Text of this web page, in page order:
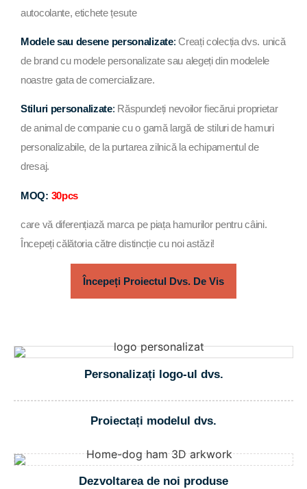
autocolante, etichete țesute
Modele sau desene personalizate:Creați colecția dvs. unică
de brand cu modele personalizate sau alegeți din modelele
noastre gata de comercializare.
Stiluri personalizate: Răspundeți nevoilor fiecărui proprietar
de animal de companie cu o gamă largă de stiluri de hamuri
personalizabile, de la purtarea zilnică la echipamentul de
dresaj.
MOQ: 30pcs
care vă diferențiază marca pe piața hamurilor pentru câini.
Începeți călătoria către distincție cu noi astăzi!
Începeți Proiectul Dvs. De Vis
Personalizați logo-ul dvs.
Proiectați modelul dvs.
Dezvoltarea de noi produse